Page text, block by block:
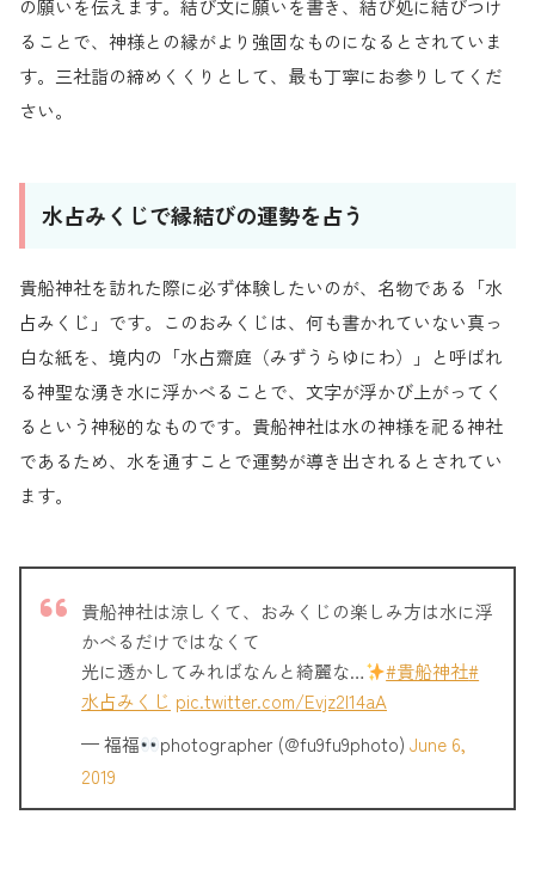
の願いを伝えます。結び文に願いを書き、結び処に結びつけ
ることで、神様との縁がより強固なものになるとされていま
す。三社詣の締めくくりとして、最も丁寧にお参りしてくだ
さい。
水占みくじで縁結びの運勢を占う
貴船神社を訪れた際に必ず体験したいのが、名物である「水
占みくじ」です。このおみくじは、何も書かれていない真っ
白な紙を、境内の「水占齋庭（みずうらゆにわ）」と呼ばれ
る神聖な湧き水に浮かべることで、文字が浮かび上がってく
るという神秘的なものです。貴船神社は水の神様を祀る神社
であるため、水を通すことで運勢が導き出されるとされてい
ます。
貴船神社は涼しくて、おみくじの楽しみ方は水に浮
かべるだけではなくて
光に透かしてみればなんと綺麗な…
#貴船神社#
水占みくじ pic.twitter.com/Evjz2l14aA
— 福福
photographer (@fu9fu9photo)June 6,
2019